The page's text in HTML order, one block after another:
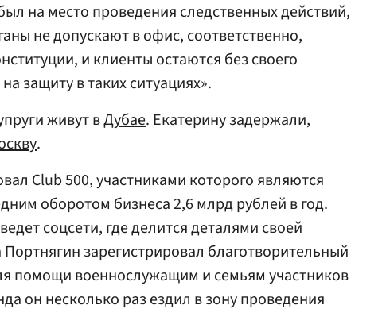
на место проведения следственных действий,
не допускают в офис, соответственно,
и клиенты остаются без своего
защиту в таких ситуациях».
живут вДубае. Екатерину задержали,
.
Сlub 500, участниками которого являются
оборотом бизнеса 2,6 млрд рублей в год.
соцсети, где делится деталями своей
зарегистрировал благотворительный
помощи военнослужащим и семьям участников
он несколько раз ездил в зону проведения